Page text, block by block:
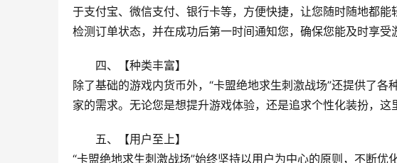
于支付宝、微信支付、银行卡等，方便快捷，让您随时随地都
检测订单状态，并在成功后第一时间通知您，确保您能及时享受
四、【种类丰富】
除了基础的游戏内货币外，“卡盟绝地求生刺激战场”还提供了
家的需求。无论您是想提升游戏体验，还是追求个性化装扮，这
五、【用户至上】
“卡盟绝地求生刺激战场”始终坚持以用户为中心的原则，不断